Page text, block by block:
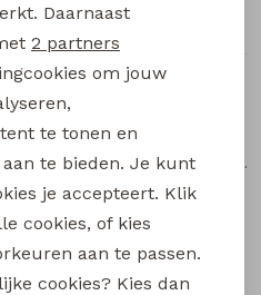
Persival
Olivia W20242 meisjes t-shirts lange mouw Wijnrood
14,99
Daarnaast
2 partners
om jouw
te tonen en
te bieden. Je kunt
je accepteert. Klik
cookies, of kies
aan te passen.
cookies? Kies dan